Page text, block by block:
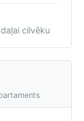
cilvēku